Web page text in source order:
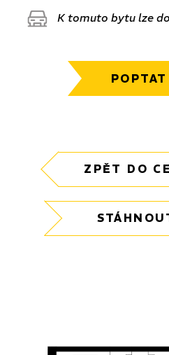
K tomuto bytu lze
ZPĚT DO